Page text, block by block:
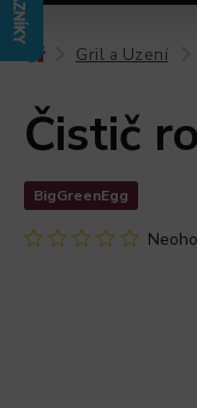
Gril a Uzení
Čistič
BigGreenEgg